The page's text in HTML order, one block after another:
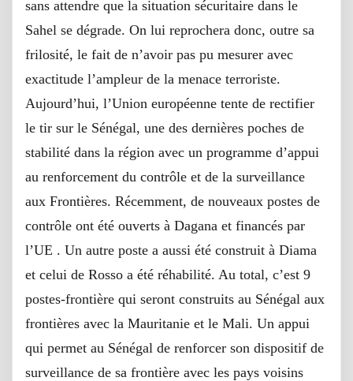
sans attendre que la situation sécuritaire dans le
Sahel se dégrade. On lui reprochera donc, outre sa
frilosité, le fait de n’avoir pas pu mesurer avec
exactitude l’ampleur de la menace terroriste.
Aujourd’hui, l’Union européenne tente de rectifier
le tir sur le Sénégal, une des dernières poches de
stabilité dans la région avec un programme d’appui
au renforcement du contrôle et de la surveillance
aux Frontières. Récemment, de nouveaux postes de
contrôle ont été ouverts à Dagana et financés par
l’UE . Un autre poste a aussi été construit à Diama
et celui de Rosso a été réhabilité. Au total, c’est 9
postes-frontière qui seront construits au Sénégal aux
frontières avec la Mauritanie et le Mali. Un appui
qui permet au Sénégal de renforcer son dispositif de
surveillance de sa frontière avec les pays voisins